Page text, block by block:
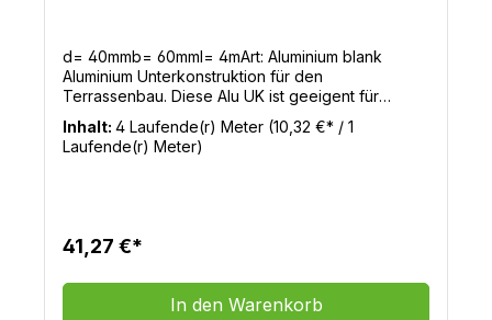
d= 40mmb= 60mml= 4mArt: Aluminium blank
Aluminium Unterkonstruktion für den
Terrassenbau. Diese Alu UK ist geeigent für
Holzdielen und WPC Terrassendielen.
Inhalt: 4 Laufende(r) Meter (10,32 €* / 1
Laufende(r) Meter)
41,27 €*
In den Warenkorb